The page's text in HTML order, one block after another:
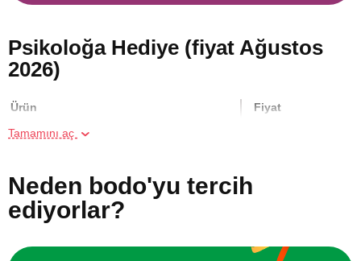
Psikoloğa Hediye (fiyat Ağustos
2026)
Ürün Fiyat
Online Suluboya Kursu
Online Temel Karakalem Kursu 750 TL
Tamamını aç
Neden bodo'yu tercih
ediyorlar?